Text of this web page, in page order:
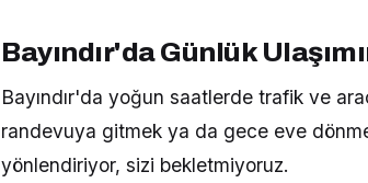
Bayındır'da Günlük
Bayındır'da yoğun saatlerde trafik ve araç
randevuya gitmek ya da gece eve
yönlendiriyor, sizi bekletmiyoruz.